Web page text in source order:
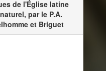
de l'Église latine
par le P.A.
et Briguet